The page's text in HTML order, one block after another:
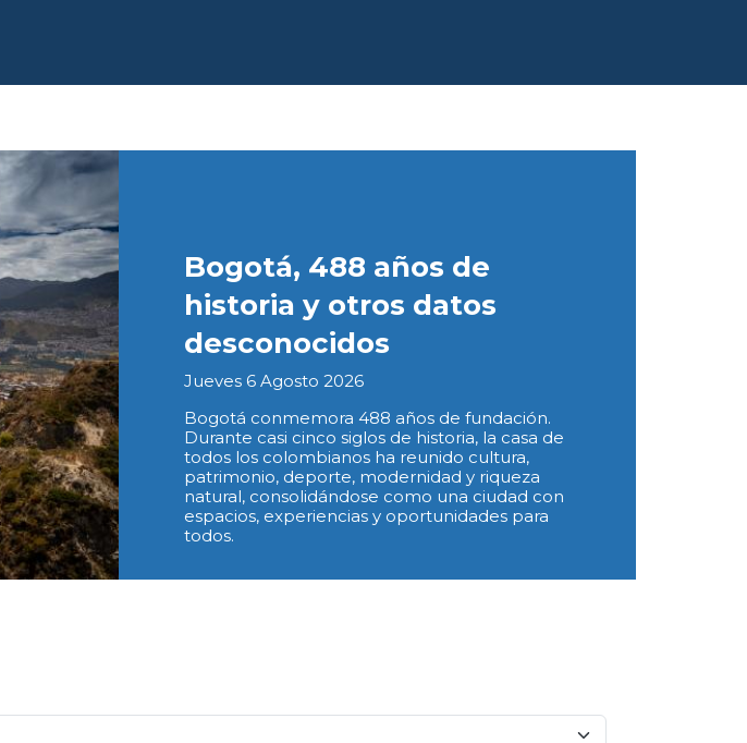
Bogotá, 488 años de
historia y otros datos
desconocidos
Jueves 6 Agosto 2026
Bogotá conmemora 488 años de fundación.
Durante casi cinco siglos de historia, la casa de
todos los colombianos ha reunido cultura,
patrimonio, deporte, modernidad y riqueza
natural, consolidándose como una ciudad con
espacios, experiencias y oportunidades para
todos.